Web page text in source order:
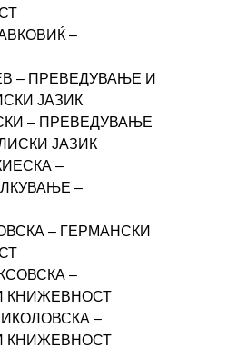
–
– ПРЕВЕДУВАЊЕ И
ЈАЗИК
– ПРЕВЕДУВАЊЕ
ЈАЗИК
–
–
– ГЕРМАНСКИ
–
КНИЖЕВНОСТ
–
КНИЖЕВНОСТ